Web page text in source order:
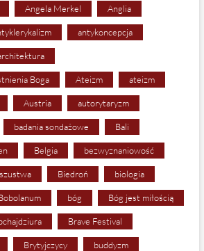
Angela Merkel Anglia
antykoncepcja
Boga Ateizm ateizm
Austria autorytaryzm
badania sondażowe Bali
Belgia bezwyznaniowość
Biedroń biologia
bóg Bóg jest miłością
Brave Festival
Brytyjczycy buddyzm